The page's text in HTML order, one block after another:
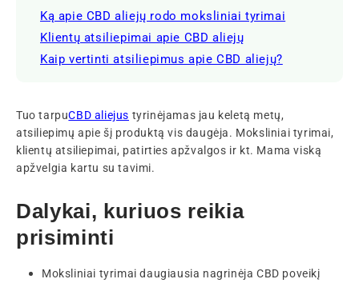
Ką apie CBD aliejų rodo moksliniai tyrimai
Klientų atsiliepimai apie CBD aliejų
Kaip vertinti atsiliepimus apie CBD aliejų?
Tuo tarpuCBD aliejus tyrinėjamas jau keletą metų,
atsiliepimų apie šį produktą vis daugėja. Moksliniai tyrimai,
klientų atsiliepimai, patirties apžvalgos ir kt. Mama viską
apžvelgia kartu su tavimi.
Dalykai, kuriuos reikia
prisiminti
Moksliniai tyrimai daugiausia nagrinėja CBD poveikį